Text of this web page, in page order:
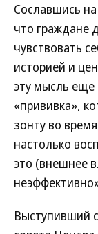
Сославшись
что граждане
чувствовать
историей и
эту мысль
«прививка»,
зонту во
настолько
это (внешнее
Выступивший